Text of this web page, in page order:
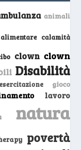
animali
calamità
clown clown
Disabilità
esercitazione gioco
lavoro
natura
povertà